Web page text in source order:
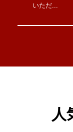
いただ...
人